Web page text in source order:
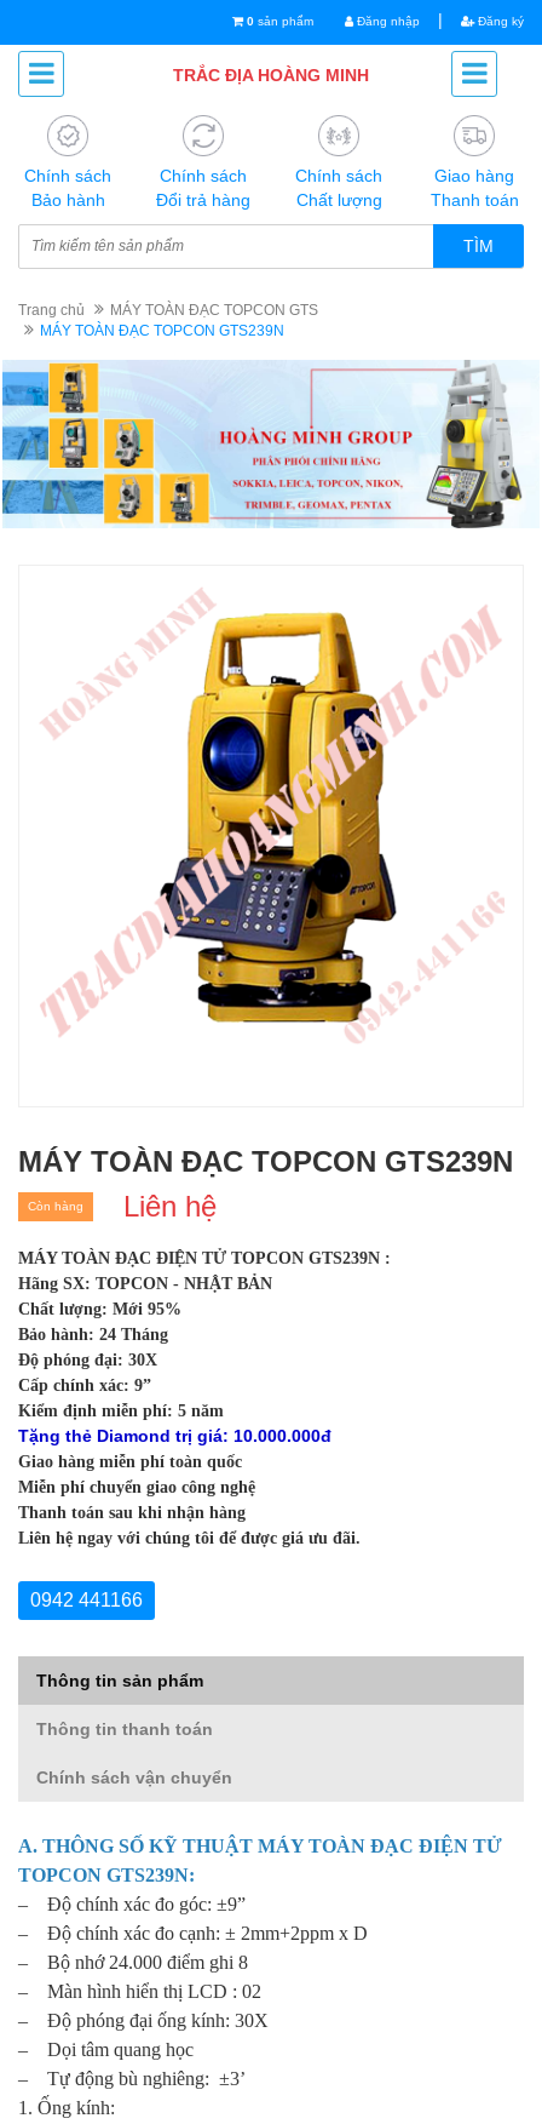
0 sản phẩm Đăng nhập | Đăng ký
TRẮC ĐỊA HOÀNG MINH
Chính sách
Bảo hành
Chính sách
Đổi trả hàng
Chính sách
Chất lượng
Giao hàng
Thanh toán
TÌM
Trang chủ
MÁY TOÀN ĐẠC TOPCON GTS
MÁY TOÀN ĐẠC TOPCON GTS239N
MÁY TOÀN ĐẠC TOPCON GTS239N
Liên hệ
Còn hàng
MÁY TOÀN ĐẠC ĐIỆN TỬ TOPCON GTS239N :
Hãng SX: TOPCON - NHẬT BẢN
Chất lượng: Mới 95%
Bảo hành: 24 Tháng
Độ phóng đại: 30X
Cấp chính xác: 9”
Kiểm định miễn phí: 5 năm
Tặng thẻ Diamond trị giá: 10.000.000đ
Giao hàng miễn phí toàn quốc
Miễn phí chuyển giao công nghệ
Thanh toán sau khi nhận hàng
Liên hệ ngay với chúng tôi để được giá ưu đãi.
0942 441166
Thông tin sản phẩm
Thông tin thanh toán
Chính sách vận chuyển
A. THÔNG SỐ KỸ THUẬT MÁY TOÀN ĐẠC ĐIỆN TỬ
TOPCON GTS239N:
– Độ chính xác đo góc: ±9”
– Độ chính xác đo cạnh: ± 2mm+2ppm x D
– Bộ nhớ 24.000 điểm ghi 8
– Màn hình hiển thị LCD : 02
– Độ phóng đại ống kính: 30X
– Dọi tâm quang học
– Tự động bù nghiêng: ±3’
1. Ống kính: